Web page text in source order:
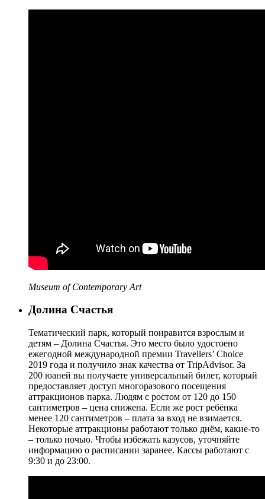
Museum of Contemporary Art
Долина Счастья
Тематический парк, который понравится взрослым и
детям – Долина Счастья. Это место было удостоено
ежегодной международной премии Travellers’ Choice
2019 года и получило знак качества от TripAdvisor. За
200 юаней вы получаете универсальный билет, который
предоставляет доступ многоразового посещения
аттракционов парка. Людям с ростом от 120 до 150
сантиметров – цена снижена. Если же рост ребёнка
менее 120 сантиметров – плата за вход не взимается.
Некоторые аттракционы работают только днём, какие-то
– только ночью. Чтобы избежать казусов, уточняйте
информацию о расписании заранее. Кассы работают с
9:30 и до 23:00.